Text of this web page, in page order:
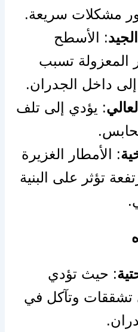
مشكلات سريعة.
: الأسطح
المعزولة تسبب
داخل الجدران.
: يؤدي إلى تلف
: الأمطار الغزيرة
تؤثر على البنية
: حيث تؤدي
تشققات وتآكل في